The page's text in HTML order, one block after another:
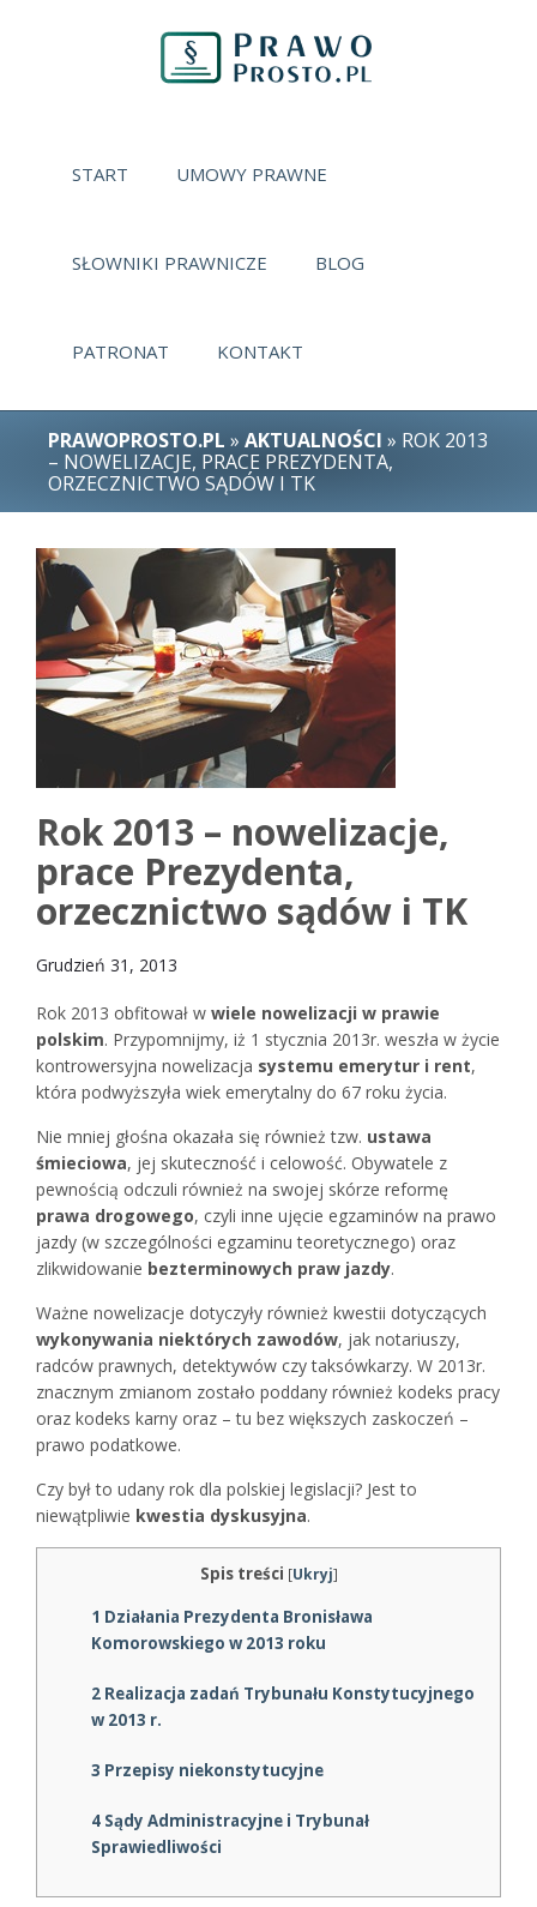
START UMOWY PRAWNE
SŁOWNIKI PRAWNICZE BLOG
PATRONAT KONTAKT
PRAWOPROSTO.PL » AKTUALNOŚCI » ROK 2013
– NOWELIZACJE, PRACE PREZYDENTA,
ORZECZNICTWO SĄDÓW I TK
Rok 2013 – nowelizacje,
prace Prezydenta,
orzecznictwo sądów i TK
Grudzień 31, 2013
Rok 2013 obfitował w wiele nowelizacji w prawie
polskim. Przypomnijmy, iż 1 stycznia 2013r. weszła w życie
kontrowersyjna nowelizacja systemu emerytur i rent,
która podwyższyła wiek emerytalny do 67 roku życia.
Nie mniej głośna okazała się również tzw. ustawa
śmieciowa, jej skuteczność i celowość. Obywatele z
pewnością odczuli również na swojej skórze reformę
prawa drogowego, czyli inne ujęcie egzaminów na prawo
jazdy (w szczególności egzaminu teoretycznego) oraz
zlikwidowanie bezterminowych praw jazdy.
Ważne nowelizacje dotyczyły również kwestii dotyczących
wykonywania niektórych zawodów, jak notariuszy,
radców prawnych, detektywów czy taksówkarzy. W 2013r.
znacznym zmianom zostało poddany również kodeks pracy
oraz kodeks karny oraz – tu bez większych zaskoczeń –
prawo podatkowe.
Czy był to udany rok dla polskiej legislacji? Jest to
niewątpliwie kwestia dyskusyjna.
Spis treści [Ukryj]
1 Działania Prezydenta Bronisława
Komorowskiego w 2013 roku
2 Realizacja zadań Trybunału Konstytucyjnego
w 2013 r.
3 Przepisy niekonstytucyjne
4 Sądy Administracyjne i Trybunał
Sprawiedliwości